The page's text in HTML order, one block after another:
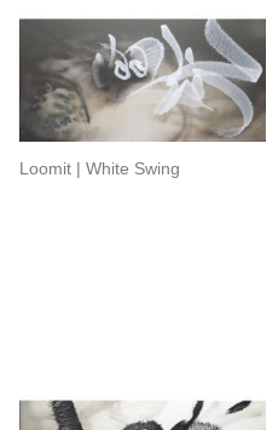
Loomit | White Swing